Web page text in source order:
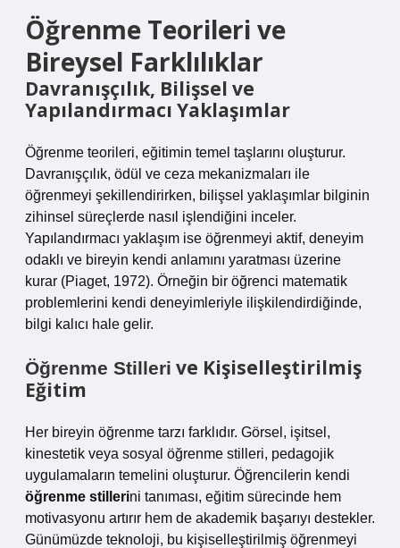
Öğrenme Teorileri ve
Bireysel Farklılıklar
Davranışçılık, Bilişsel ve
Yapılandırmacı Yaklaşımlar
Öğrenme teorileri, eğitimin temel taşlarını oluşturur.
Davranışçılık, ödül ve ceza mekanizmaları ile
öğrenmeyi şekillendirirken, bilişsel yaklaşımlar bilginin
zihinsel süreçlerde nasıl işlendiğini inceler.
Yapılandırmacı yaklaşım ise öğrenmeyi aktif, deneyim
odaklı ve bireyin kendi anlamını yaratması üzerine
kurar (Piaget, 1972). Örneğin bir öğrenci matematik
problemlerini kendi deneyimleriyle ilişkilendirdiğinde,
bilgi kalıcı hale gelir.
Öğrenme Stilleri ve Kişiselleştirilmiş
Eğitim
Her bireyin öğrenme tarzı farklıdır. Görsel, işitsel,
kinestetik veya sosyal öğrenme stilleri, pedagojik
uygulamaların temelini oluşturur. Öğrencilerin kendi
öğrenme stillerini tanıması, eğitim sürecinde hem
motivasyonu artırır hem de akademik başarıyı destekler.
Günümüzde teknoloji, bu kişiselleştirilmiş öğrenmeyi